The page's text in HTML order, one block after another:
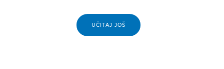
UČITAJ JOŠ